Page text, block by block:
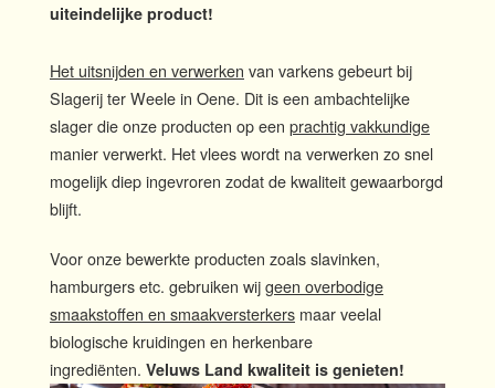
uiteindelijke product!
Het uitsnijden en verwerken van varkens gebeurt bij
Slagerij ter Weele in Oene. Dit is een ambachtelijke
slager die onze producten op een prachtig vakkundige
manier verwerkt. Het vlees wordt na verwerken zo snel
mogelijk diep ingevroren zodat de kwaliteit gewaarborgd
blijft.
Voor onze bewerkte producten zoals slavinken,
hamburgers etc. gebruiken wijgeen overbodige
smaakstoffen en smaakversterkers maar veelal
biologische kruidingen en herkenbare
ingrediënten. Veluws Land kwaliteit is genieten!